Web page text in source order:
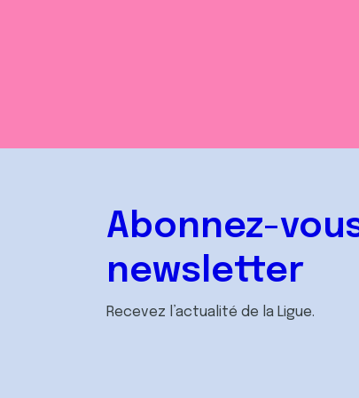
Abonnez-
newsletter
Recevez l’actualité de la Ligue.